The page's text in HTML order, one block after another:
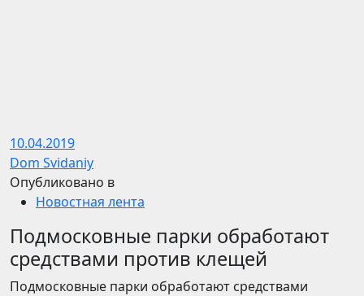
10.04.2019
Dom Svidaniy
Опубликовано в
Новостная лента
Подмосковные парки обработают
средствами против клещей
Подмосковные парки обработают средствами